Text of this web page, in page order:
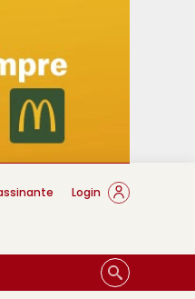
Login